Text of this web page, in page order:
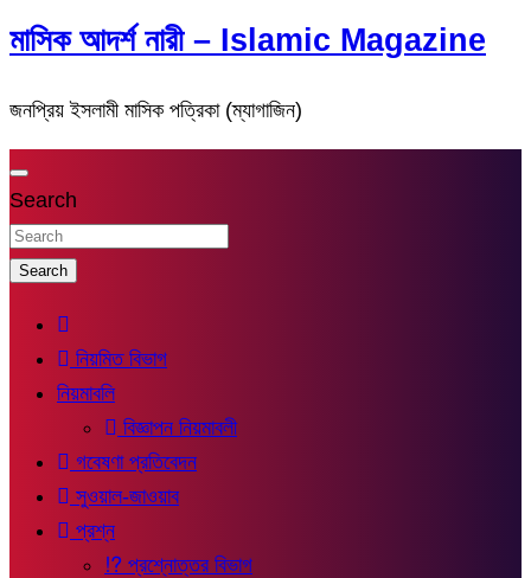
মাসিক আদর্শ নারী – Islamic Magazine
জনপ্রিয় ইসলামী মাসিক পত্রিকা (ম্যাগাজিন)
Search
Search
নিয়মিত বিভাগ
নিয়মাবলি
বিজ্ঞাপন নিয়মাবলী
গবেষণা প্রতিবেদন
সুওয়াল-জাওয়াব
প্রশ্ন
⁉ প্রশ্নোত্তর বিভাগ